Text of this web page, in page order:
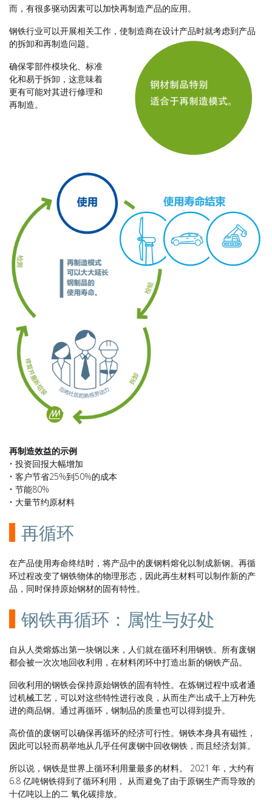
而，有很多驱动因素可以加快再制造产品的应用。
钢铁行业可以开展相关工作，使制造商在设计产品时就考虑到产品
的拆卸和再制造问题。
确保零部件模块化、标准
化和易于拆卸，这意味着
更有可能对其进行修理和
再制造。
再制造效益的示例
• 投资回报大幅增加
• 客户节省25%到50%的成本
• 节能80%
• 大量节约原材料
再循环
在产品使用寿命终结时，将产品中的废钢料熔化以制成新钢。再循
环过程改变了钢铁物体的物理形态，因此再生材料可以制作新的产
品，同时保持原始钢材的固有特性。
钢铁再循环：属性与好处
自从人类熔炼出第一块钢以来，人们就在循环利用钢铁。所有废钢
都会被一次次地回收利用，在材料闭环中打造出新的钢铁产品。
回收利用的钢铁会保持原始钢铁的固有特性。在炼钢过程中或者通
过机械工艺，可以对这些特性进行改良，从而生产出成千上万种先
进的商品钢。通过再循环，钢制品的质量也可以得到提升。
高价值的废钢可以确保再循环的经济可行性。钢铁本身具有磁性，
因此可以轻而易举地从几乎任何废钢中回收钢铁，而且经济划算。
所以说，钢铁是世界上循环利用量最多的材料。 2021 年，大约有
6.8 亿吨钢铁得到了循环利用， 从而避免了由于原钢生产而导致的
十亿吨以上的二 氧化碳排放。